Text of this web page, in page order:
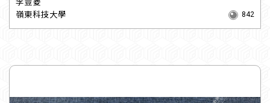
嶺東科技大學
842